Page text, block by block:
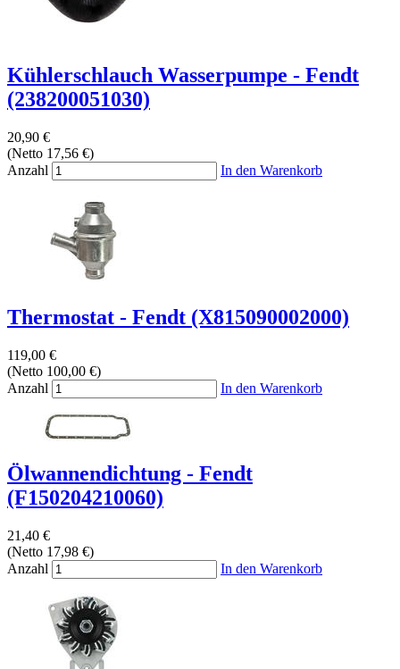
Kühlerschlauch Wasserpumpe - Fendt
(238200051030)
20,90 €
(Netto 17,56 €)
Anzahl
In den Warenkorb
Thermostat - Fendt (X815090002000)
119,00 €
(Netto 100,00 €)
Anzahl
In den Warenkorb
Ölwannendichtung - Fendt
(F150204210060)
21,40 €
(Netto 17,98 €)
Anzahl
In den Warenkorb